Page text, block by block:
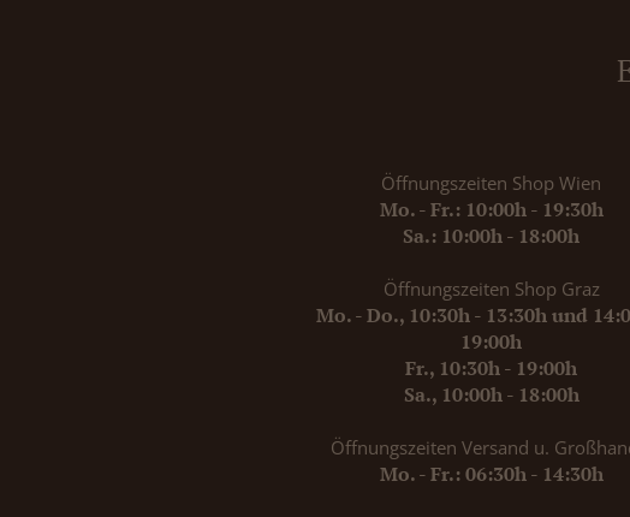
Öffnungszeiten Shop Wien
Mo. - Fr.: 10:00h - 19:30h
Sa.: 10:00h - 18:00h
Öffnungszeiten Shop Graz
Mo. - Do., 10:30h - 13:30h und
19:00h
Fr., 10:30h - 19:00h
Sa., 10:00h - 18:00h
Öffnungszeiten Versand u.
Mo. - Fr.: 06:30h - 14:30h